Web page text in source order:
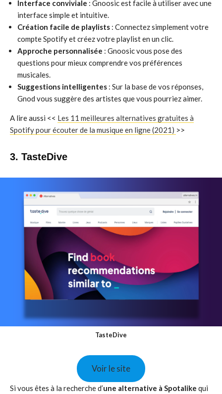
Interface conviviale : Gnoosic est facile à utiliser avec une
interface simple et intuitive.
Création facile de playlists : Connectez simplement votre
compte Spotify et créez votre playlist en un clic.
Approche personnalisée : Gnoosic vous pose des
questions pour mieux comprendre vos préférences
musicales.
Suggestions intelligentes : Sur la base de vos réponses,
Gnod vous suggère des artistes que vous pourriez aimer.
A lire aussi << Les 11 meilleures alternatives gratuites à
Spotify pour écouter de la musique en ligne (2021) >>
3. TasteDive
TasteDive
Voir le site
Si vous êtes à la recherche d’une alternative à Spotalike qui